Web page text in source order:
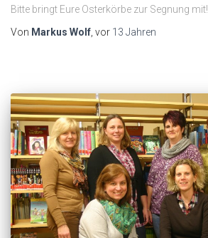
Bitte bringt Eure Osterkörbe zur Segnung mit!
Von Markus Wolf , vor 13 Jahren